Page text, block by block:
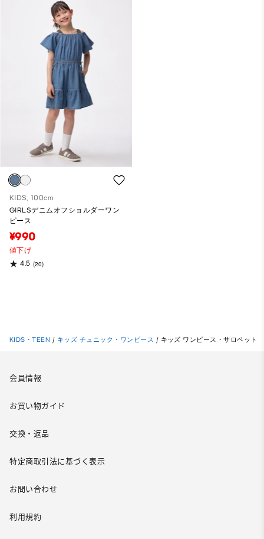
KIDS, 100cm
GIRLSデニムオフショルダーワン
ピース
¥990
値下げ
4.5 (20)
KIDS・TEEN / キッズ チュニック・ワンピース / キッズ ワンピース・サロペット
会員情報
お買い物ガイド
交換・返品
特定商取引法に基づく表示
お問い合わせ
利用規約